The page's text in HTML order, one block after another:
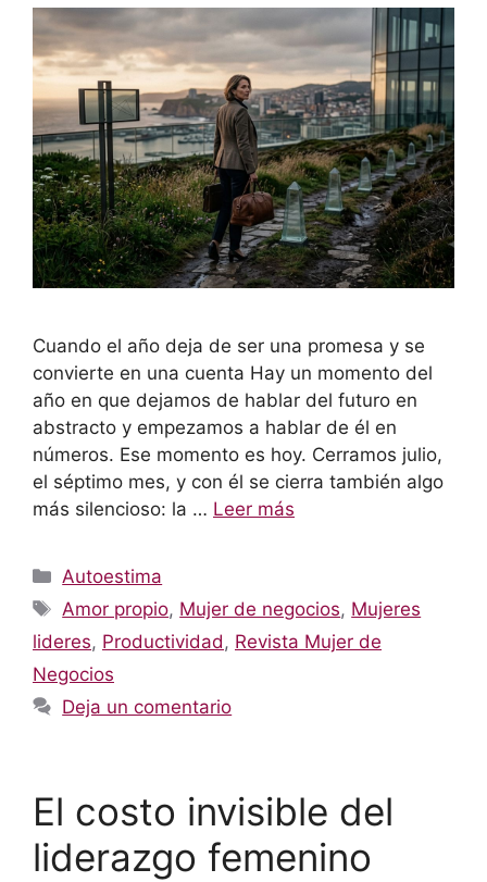
Cuando el año deja de ser una promesa y se
convierte en una cuenta Hay un momento del
año en que dejamos de hablar del futuro en
abstracto y empezamos a hablar de él en
números. Ese momento es hoy. Cerramos julio,
el séptimo mes, y con él se cierra también algo
más silencioso: la … Leer más
Categorías
Autoestima
Etiquetas
Amor propio, Mujer de negocios, Mujeres
lideres, Productividad, Revista Mujer de
Negocios
Deja un comentario
El costo invisible del
liderazgo femenino